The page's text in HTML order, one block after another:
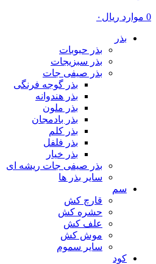
0 موارد ریال ۰
بذر
بذر حبوبات
بذر سبزیجات
بذر صیفی جات
بذر گوجه فرنگی
بذر هندوانه
بذر ملون
بذر بادمجان
بذر کلم
بذر فلفل
بذر خیار
بذر صیفی جات ریشه ای
سایر بذر ها
سم
قارچ کش
حشره کش
علف کش
موش کش
سایر سموم
کود